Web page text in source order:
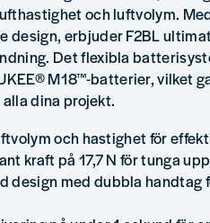
och luftvolym.
design, erbjuder F2BL
Det flexibla
M18™-batterier, vilket
dina projekt.
och hastighet för
kraft på 17,7 N för tunga
design med dubbla handtag